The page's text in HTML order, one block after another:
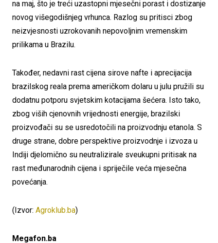
na maj, što je treći uzastopni mjesečni porast i dostizanje
novog višegodišnjeg vrhunca. Razlog su pritisci zbog
neizvjesnosti uzrokovanih nepovoljnim vremenskim
prilikama u Brazilu.
Također, nedavni rast cijena sirove nafte i aprecijacija
brazilskog reala prema američkom dolaru u julu pružili su
dodatnu potporu svjetskim kotacijama šećera. Isto tako,
zbog viših cjenovnih vrijednosti energije, brazilski
proizvođači su se usredotočili na proizvodnju etanola. S
druge strane, dobre perspektive proizvodnje i izvoza u
Indiji djelomično su neutralizirale sveukupni pritisak na
rast međunarodnih cijena i spriječile veća mjesečna
povećanja.
(Izvor: Agroklub.ba)
Megafon.ba